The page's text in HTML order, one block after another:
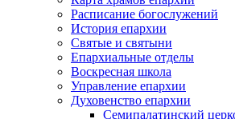
Расписание богослужений
История епархии
Святые и святыни
Епархиальные отделы
Воскресная школа
Управление епархии
Духовенство епархии
Семипалатинский